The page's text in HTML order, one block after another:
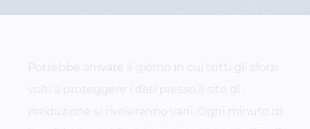
Potrebbe arrivare il giorno in cui tutti gli sforzi
volti a proteggere i dati presso il sito di
produzione si riveleranno vani. Ogni minuto di